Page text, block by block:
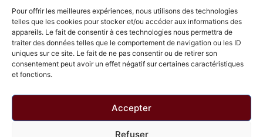
Pour offrir les meilleures expériences, nous utilisons des technologies
telles que les cookies pour stocker et/ou accéder aux informations des
appareils. Le fait de consentir à ces technologies nous permettra de
traiter des données telles que le comportement de navigation ou les ID
uniques sur ce site. Le fait de ne pas consentir ou de retirer son
consentement peut avoir un effet négatif sur certaines caractéristiques
et fonctions.
Accepter
Refuser